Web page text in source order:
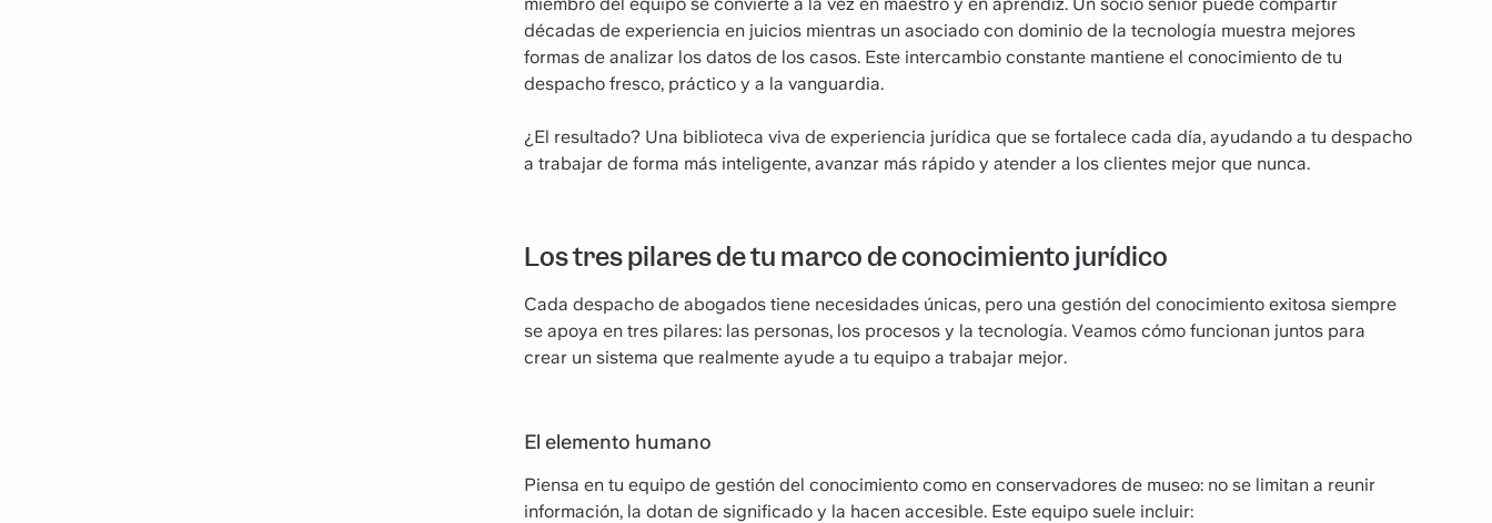
décadas de experiencia en juicios mientras un asociado con dominio de la tecnología muestra mejores
formas de analizar los datos de los casos. Este intercambio constante mantiene el conocimiento de tu
despacho fresco, práctico y a la vanguardia.
¿El resultado? Una biblioteca viva de experiencia jurídica que se fortalece cada día, ayudando a tu despacho
a trabajar de forma más inteligente, avanzar más rápido y atender a los clientes mejor que nunca.
Los tres pilares de tu marco de conocimiento jurídico
Cada despacho de abogados tiene necesidades únicas, pero una gestión del conocimiento exitosa siempre
se apoya en tres pilares: las personas, los procesos y la tecnología. Veamos cómo funcionan juntos para
crear un sistema que realmente ayude a tu equipo a trabajar mejor.
El elemento humano
Piensa en tu equipo de gestión del conocimiento como en conservadores de museo: no se limitan a reunir
información, la dotan de significado y la hacen accesible. Este equipo suele incluir: